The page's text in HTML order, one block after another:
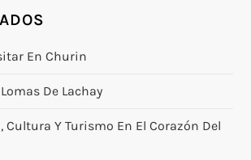
En Churin
De Lachay
Cultura Y Turismo En El Corazón Del